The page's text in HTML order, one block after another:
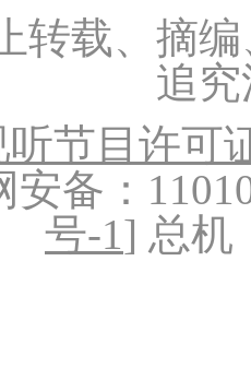
转载、摘
追
节目许可
安备：
号-1] 总机